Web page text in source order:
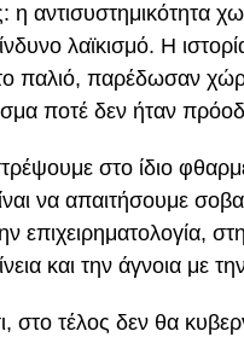
η
λαϊκισμό. Η
παλιό, παρέδωσαν
ποτέ δεν ήταν
στο ίδιο
να απαιτήσουμε
επιχειρηματολογία,
και την άγνοια με
στο τέλος δεν θα